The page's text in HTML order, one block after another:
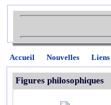
Accueil Nouvelles Liens
Figures philosophiques